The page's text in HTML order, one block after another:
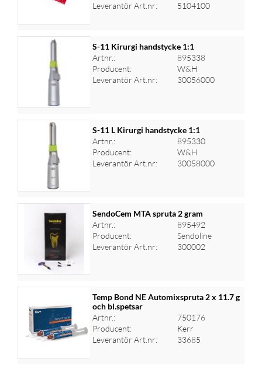
Leverantör Art.nr:
5104100
Logga in för priser
S-11 Kirurgi handstycke 1:1
Artnr.:
895338
Producent:
W&H
Leverantör Art.nr:
30056000
Logga in för priser
S-11 L Kirurgi handstycke 1:1
Artnr.:
895330
Producent:
W&H
Leverantör Art.nr:
30058000
Logga in för priser
SendoCem MTA spruta 2 gram
Artnr.:
895492
Producent:
Sendoline
Leverantör Art.nr:
300002
Logga in för priser
Temp Bond NE Automixspruta 2 x 11.7 g
och bl.spetsar
Artnr.:
750176
Producent:
Kerr
Leverantör Art.nr:
33685